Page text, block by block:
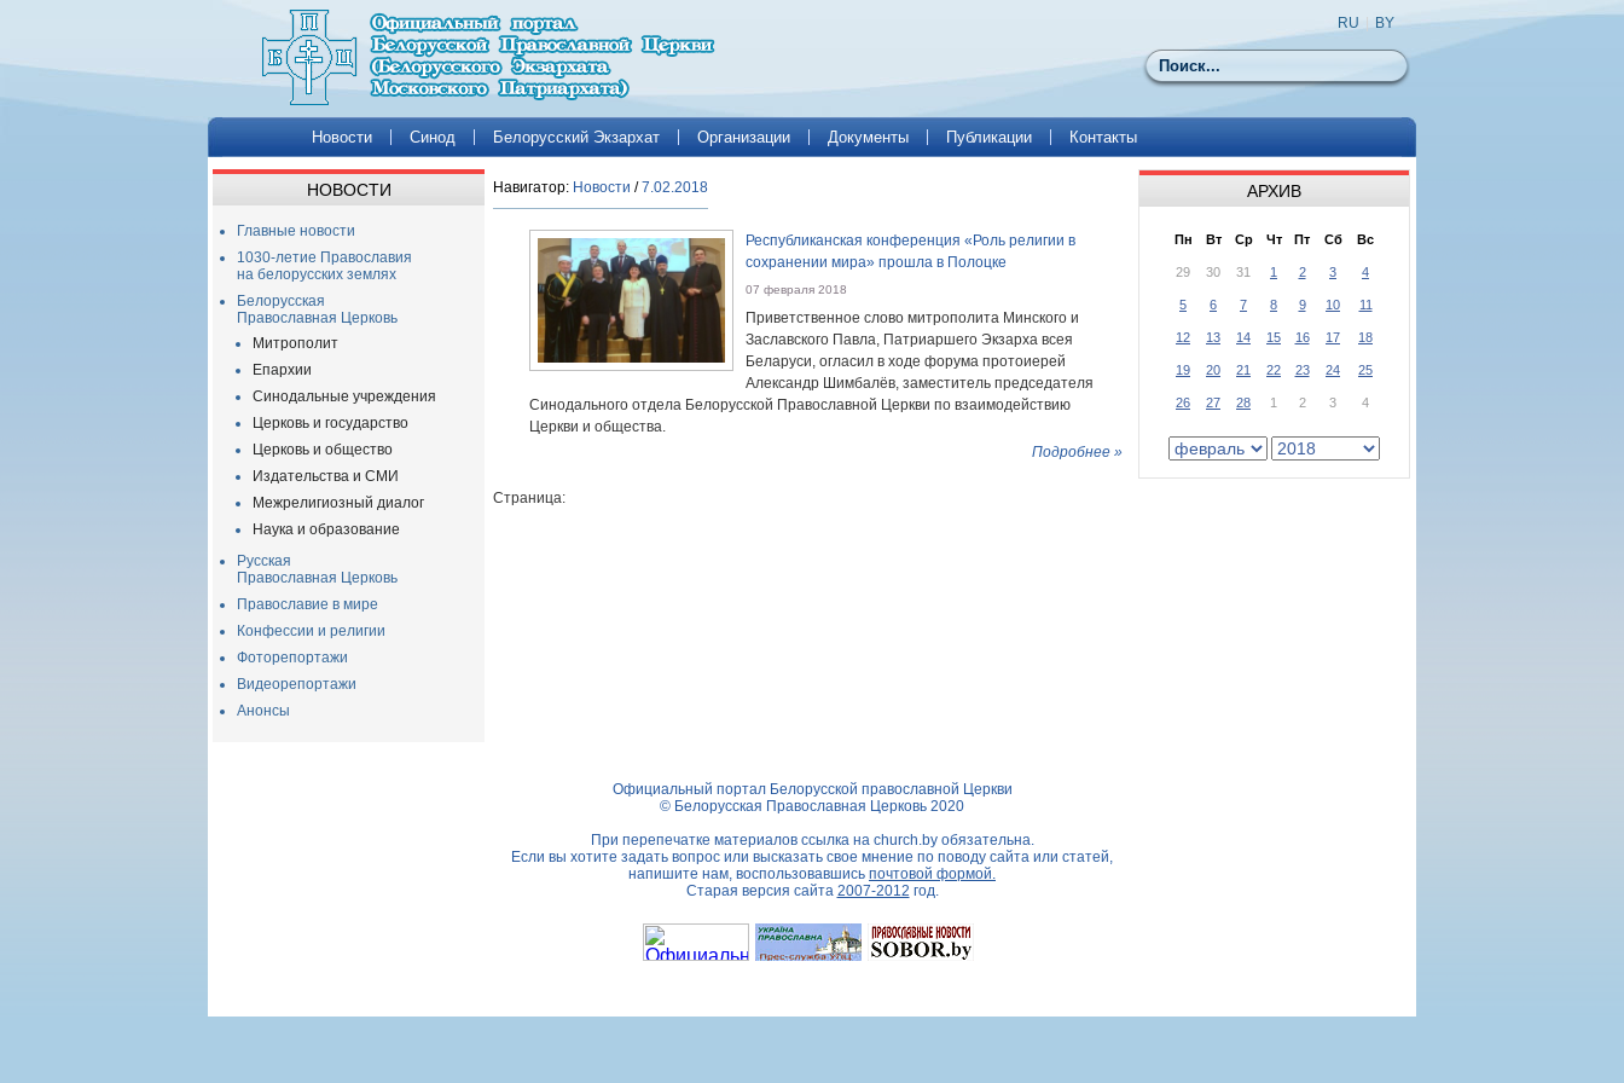
Поиск
RU BY
Новости Синод Белорусский Экзархат Организации Документы Публикации Контакты
НОВОСТИ
Главные новости
1030-летие Православия
на белорусских землях
Белорусская
Православная Церковь
Митрополит
Епархии
Синодальные учреждения
Церковь и государство
Церковь и общество
Издательства и СМИ
Межрелигиозный диалог
Наука и образование
Русская
Православная Церковь
Православие в мире
Конфессии и религии
Фоторепортажи
Видеорепортажи
Анонсы
Навигатор: Новости /7.02.2018
Республиканская конференция «Роль религии в
сохранении мира» прошла в Полоцке
07 февраля 2018
Приветственное слово митрополита Минского и
Заславского Павла, Патриаршего Экзарха всея
Беларуси, огласил в ходе форума протоиерей
Александр Шимбалёв, заместитель председателя
Синодального отдела Белорусской Православной Церкви по взаимодействию
Церкви и общества.
Подробнее »
Страница:
АРХИВ
Пн Вт Ср Чт Пт Сб Вс
29 30 31 1 2 3 4
5 6 7 8 9 10 11
12 13 14 15 16 17 18
19 20 21 22 23 24 25
26 27 28 1 2 3 4
Официальный портал Белорусской православной Церкви
© Белорусская Православная Церковь 2020
При перепечатке материалов ссылка на church.byобязательна.
Если вы хотите задать вопрос или высказать свое мнение по поводу сайта или статей,
напишите нам, воспользовавшись почтовой формой.
Старая версия сайта 2007-2012 год.